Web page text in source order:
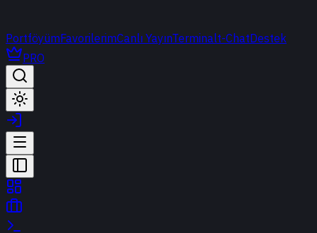
PortföyümFavorilerimCanlı YayınTerminalt-ChatDestek
PRO